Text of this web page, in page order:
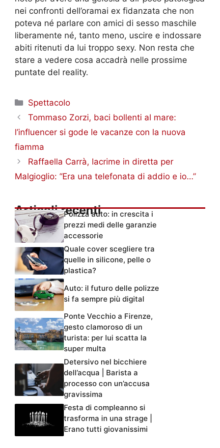
nei confronti dell’oramai ex fidanzata che non
poteva né parlare con amici di sesso maschile
liberamente né, tanto meno, uscire e indossare
abiti ritenuti da lui troppo sexy. Non resta che
stare a vedere cosa accadrà nelle prossime
puntate del reality.
Categorie
Spettacolo
Tommaso Zorzi, baci bollenti al mare:
l’influencer si gode le vacanze con la nuova
fiamma
Raffaella Carrà, lacrime in diretta per
Malgioglio: “Era una telefonata di addio e io…”
Articoli recentiPolizza auto: in crescita i
prezzi medi delle garanzie
accessorie
Quale cover scegliere tra
quelle in silicone, pelle o
plastica?
Auto: il futuro delle polizze
si fa sempre più digital
Ponte Vecchio a Firenze,
gesto clamoroso di un
turista: per lui scatta la
super multa
Detersivo nel bicchiere
dell’acqua | Barista a
processo con un’accusa
gravissima
Festa di compleanno si
trasforma in una strage |
Erano tutti giovanissimi